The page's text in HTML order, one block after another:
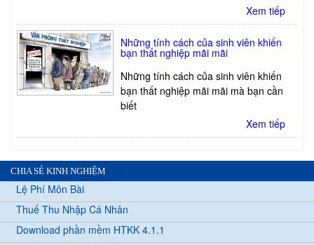
Xem tiếp
Những tính cách của sinh viên khiến
bạn thất nghiệp mãi mãi
Những tính cách của sinh viên khiến
bạn thất nghiệp mãi mãi mà bạn cần
biết
Xem tiếp
CHIA SẺ KINH NGHIỆM
Lệ Phí Môn Bài
Thuế Thu Nhập Cá Nhân
Download phần mềm HTKK 4.1.1